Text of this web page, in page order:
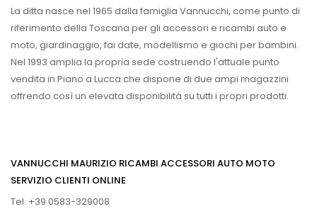
La ditta nasce nel 1965 dalla famiglia Vannucchi, come punto di
riferimento della Toscana per gli accessori e ricambi auto e
moto, giardinaggio, fai date, modellismo e giochi per bambini.
Nel 1993 amplia la propria sede costruendo l'attuale punto
vendita in Piano a Lucca che dispone di due ampi magazzini
offrendo così un elevata disponibilità su tutti i propri prodotti.
VANNUCCHI MAURIZIO RICAMBI ACCESSORI AUTO MOTO
SERVIZIO CLIENTI ONLINE
Tel. +39 0583-329008